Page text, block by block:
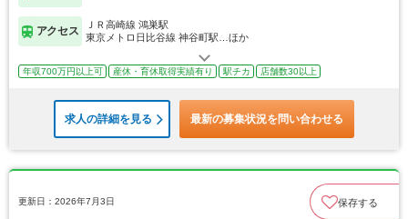
アクセス
ＪＲ高崎線 鴻巣駅
東京メトロ日比谷線 神谷町駅…ほか
年収700万円以上可 産休・育休取得実績有り 駅チカ 店舗数30以上
求人の詳細を見る 最新の募集状況を問い合わせる
更新日：2026年7月3日 保存する